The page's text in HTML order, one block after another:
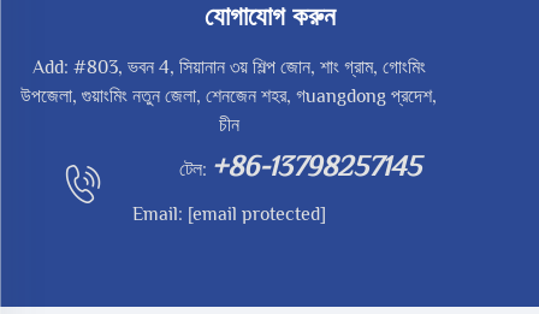
যোগাযোগ করুন
Add: #803, ভবন 4, সিয়ানান ৩য় শিল্প জোন, শাং গ্রাম, গোংমিং
উপজেলা, গুয়াংমিং নতুন জেলা, শেনজেন শহর, গuangdong প্রদেশ,
চীন
টেল: +86-13798257145
Email: [email protected]